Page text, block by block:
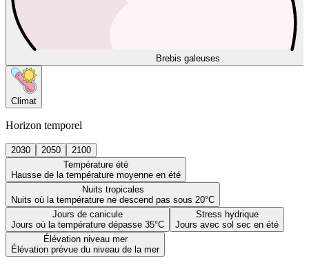
Brebis galeuses
Climat
Horizon temporel
2030 2050
2100
Température été
Hausse de la température moyenne en été
Nuits tropicales
Nuits où la température ne descend pas sous 20°C
Jours de canicule
Jours où la température dépasse 35°C
Stress hydrique
Jours avec sol sec en été
Élévation niveau mer
Élévation prévue du niveau de la mer